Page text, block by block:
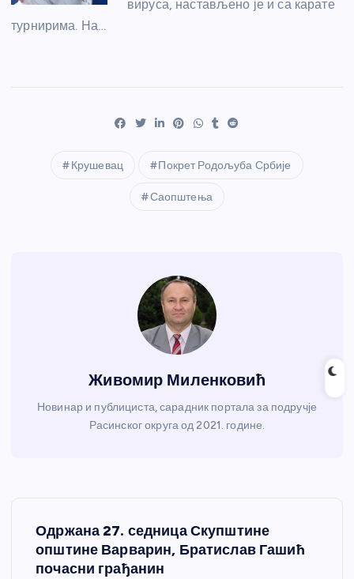
вируса, настављено је и са карате
турнирима. На…
Крушевац Покрет Родољуба Србије
Саопштења
Живомир Миленковић
Новинар и публициста, сарадник портала за подручје
Расинског округа од 2021. године.
Одржана 27. седница Скупштине
општине Варварин, Братислав Гашић
почасни грађанин